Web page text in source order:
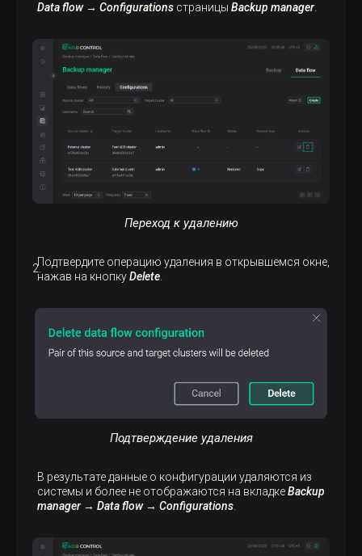
Data flow → Configurations страницы Backup manager.
Переход к удалению
Подтвердите операцию удаления в открывшемся окне,
нажав на кнопкуDelete
Подтверждение удаления
В результате данные о конфигурации удаляются из
системы и более не отображаются на вкладкеBackup
manager → Data flow → Configurations.